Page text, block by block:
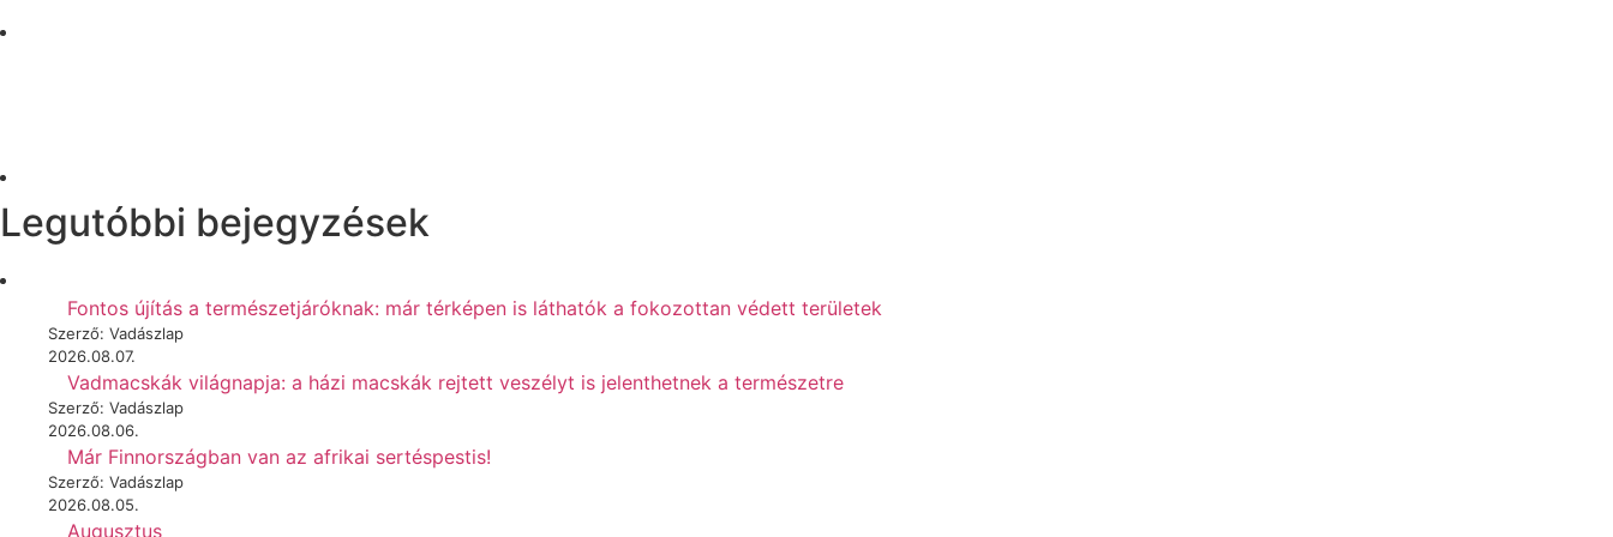
Legutóbbi bejegyzések
Fontos újítás a természetjáróknak: már térképen is láthatók a fokozottan védett területek
Szerző: Vadászlap
2026.08.07.
Vadmacskák világnapja: a házi macskák rejtett veszélyt is jelenthetnek a természetre
Szerző: Vadászlap
2026.08.06.
Már Finnországban van az afrikai sertéspestis!
Szerző: Vadászlap
2026.08.05.
Augusztus